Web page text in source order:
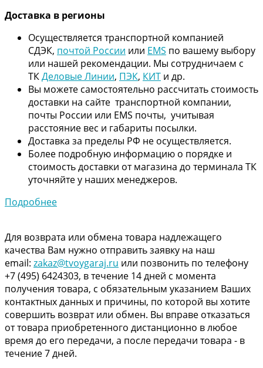
Доставка в регионы
Осуществляется транспортной компанией
СДЭК, почтой России или EMS по вашему выбору
или нашей рекомендации. Мы сотрудничаем с
ТКДеловые Линии, ПЭК, КИТ и др.
Вы можете самостоятельно рассчитать стоимость
доставки на сайте транспортной компании,
почты России или EMS почты, учитывая
расстояние вес и габариты посылки.
Доставка за пределы РФ не осуществляется.
Более подробную информацию о порядке и
стоимость доставки от магазина до терминала ТК
уточняйте у наших менеджеров.
Подробнее
Для возврата или обмена товара надлежащего
качества Вам нужно отправить заявку на наш
email: zakaz@tvoygaraj.ru или позвонить по телефону
+7 (495) 6424303, в течение 14 дней с момента
получения товара, с обязательным указанием Ваших
контактных данных и причины, по которой вы хотите
совершить возврат или обмен. Вы вправе отказаться
от товара приобретенного дистанционно в любое
время до его передачи, а после передачи товара - в
течение 7 дней.